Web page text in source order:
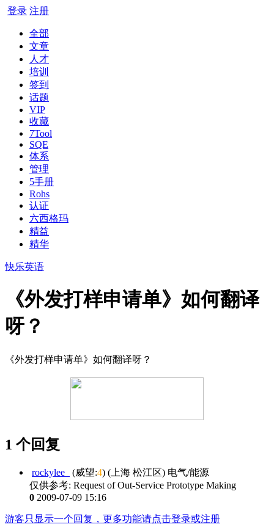
登录 注册
全部
文章
人才
培训
签到
话题
VIP
收藏
7Tool
SQE
体系
管理
5手册
Rohs
认证
六西格玛
精益
精华
快乐英语
《外发打样申请单》如何翻译
呀？
《外发打样申请单》如何翻译呀？
1 个回复
rockylee_ (威望:4) (上海 松江区) 电气/能源
仅供参考: Request of Out-Service Prototype Making
0 2009-07-09 15:16
游客只显示一个回复，更多功能请点击登录或注册